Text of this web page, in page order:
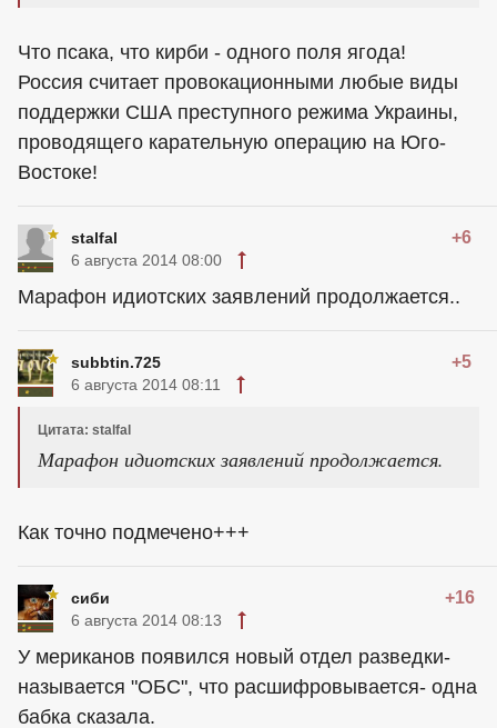
Что псака, что кирби - одного поля ягода!
Россия считает провокационными любые виды
поддержки США преступного режима Украины,
проводящего карательную операцию на Юго-
Востоке!
stalfal +6
6 августа 2014 08:00
Марафон идиотских заявлений продолжается..
subbtin.725 +5
6 августа 2014 08:11
Цитата: stalfal
Марафон идиотских заявлений продолжается.
Как точно подмечено+++
сиби +16
6 августа 2014 08:13
У мериканов появился новый отдел разведки-
называется "ОБС", что расшифровывается- одна
бабка сказала.